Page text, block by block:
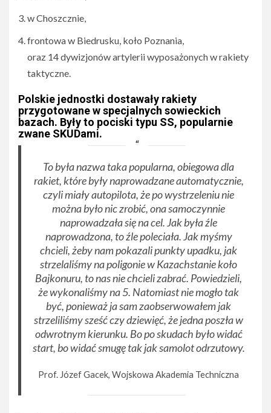
w Choszcznie,
frontowa w Biedrusku, koło Poznania,
oraz 14 dywizjonów artylerii wyposażonych w rakiety
taktyczne.
Polskie jednostki dostawały rakiety
przygotowane w specjalnych sowieckich
bazach. Były to pociski typu SS, popularnie
zwane SKUDami.
To była nazwa taka popularna, obiegowa dla
rakiet, które były naprowadzane automatycznie,
czyli miały autopilota, że po wystrzeleniu nie
można było nic zrobić, ona samoczynnie
naprowadzała się na cel. Jak była źle
naprowadzona, to źle poleciała. Jak myśmy
chcieli, żeby nam pokazali punkty upadku, jak
strzelaliśmy na poligonie w Kazachstanie koło
Bajkonuru, to nas nie chcieli zabrać. Powiedzieli,
że wykonaliśmy na 5. Natomiast nie mogło tak
być, ponieważ ja sam zaobserwowałem jak
strzeliliśmy sześć czy dziewięć, że jedna poszła w
odwrotnym kierunku. Bo po skudach było widać
start, bo widać smugę tak jak samolot odrzutowy.
Prof. Józef Gacek, Wojskowa Akademia Techniczna